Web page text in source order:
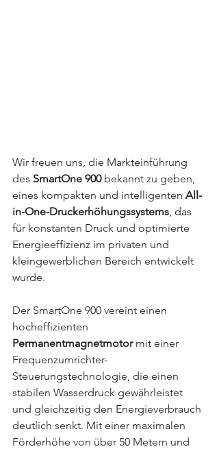
Wir freuen uns, die Markteinführung
des SmartOne 900 bekannt zu geben,
eines kompakten und intelligenten All-
in-One-Druckerhöhungssystems, das
für konstanten Druck und optimierte
Energieeffizienz im privaten und
kleingewerblichen Bereich entwickelt
wurde.
Der SmartOne 900 vereint einen
hocheffizienten
Permanentmagnetmotor mit einer
Frequenzumrichter-
Steuerungstechnologie, die einen
stabilen Wasserdruck gewährleistet
und gleichzeitig den Energieverbrauch
deutlich senkt. Mit einer maximalen
Förderhöhe von über 50 Metern und